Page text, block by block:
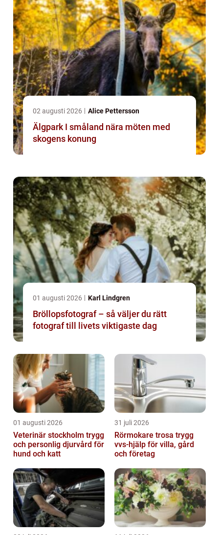
02 augusti 2026 Alice Pettersson
Älgpark I småland nära möten med
skogens konung
01 augusti 2026 Karl Lindgren
Bröllopsfotograf – så väljer du rätt
fotograf till livets viktigaste dag
01 augusti 2026
Veterinär stockholm trygg
och personlig djurvård för
hund och katt
31 juli 2026
Rörmokare trosa trygg
vvs-hjälp för villa, gård
och företag